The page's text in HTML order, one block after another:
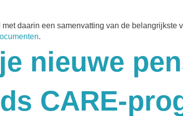
daarin een samenvatting van de
.
nieuwe
CARE-